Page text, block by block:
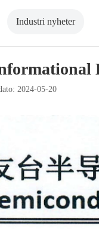
Industri nyheter
2024-05-20